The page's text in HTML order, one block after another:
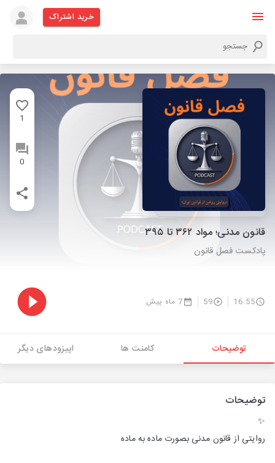
خرید اشتراک
1
0
قانون مدنی؛ مواد ۳۶۲ تا ۳۹۵
پادکست فصل قانون
16:55
59 7 ماه پیش
توضیحات کامنت ها اپیزودهای دیگر
توضیحات
✨️
روایتی از قانون مدنی بصورت ماده به ماده